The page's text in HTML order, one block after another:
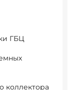
ГБЦ
коллектора